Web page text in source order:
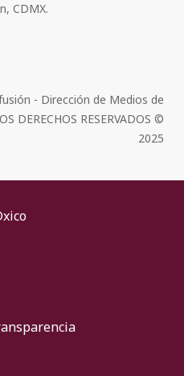
CDMX.
- Dirección de Medios de
DERECHOS RESERVADOS ©
2025